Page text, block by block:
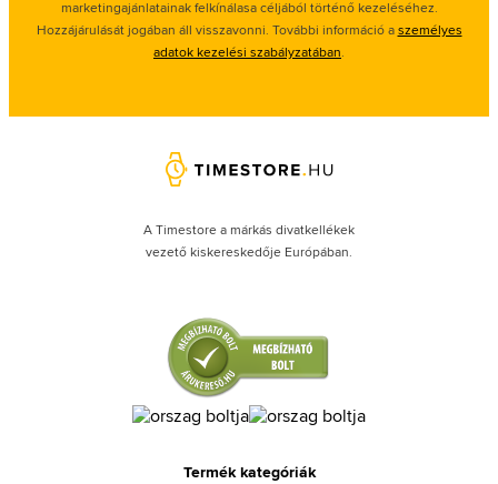
marketingajánlatainak felkínálasa céljából történő kezeléséhez.
Hozzájárulását jogában áll visszavonni. További információ aszemélyes
adatok kezelési szabályzatában.
A Timestore a márkás divatkellékek
vezető kiskereskedője Európában.
Termék kategóriák